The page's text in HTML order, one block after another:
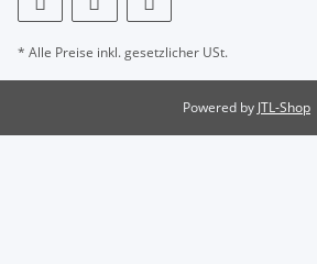
* Alle Preise inkl. gesetzlicher USt.
Powered by JTL-Shop